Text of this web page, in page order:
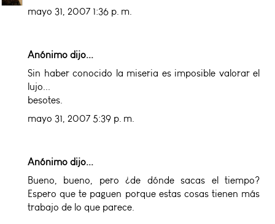
mayo 31, 2007 1:36 p. m.
Anónimo dijo...
Sin haber conocido la miseria es imposible valorar el
lujo...
besotes.
mayo 31, 2007 5:39 p. m.
Anónimo dijo...
Bueno, bueno, pero ¿de dónde sacas el tiempo?
Espero que te paguen porque estas cosas tienen más
trabajo de lo que parece.